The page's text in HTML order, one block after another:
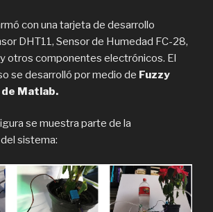
con una tarjeta de desarrollo
DHT11, Sensor de Humedad FC-28,
otros componentes electrónicos. El
se desarrolló por medio de Fuzzy
Matlab.
se muestra parte de la
sistema: